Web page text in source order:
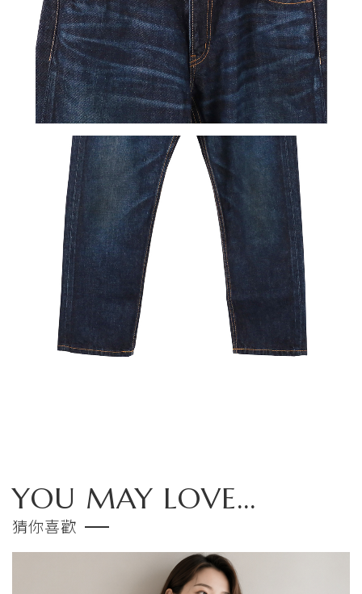
YOU MAY LOVE...
猜你喜歡